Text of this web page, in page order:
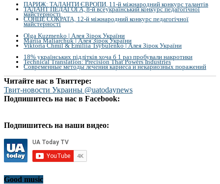
ПАРИЖ: ТАЛАНТИ ЄВРОПИ, 11-й міжнародний конкурс талантів
ТАЛАНТ ПЕДАГОГА, 8-й всеукраїнський конкурс педагогічної
майстерності
СОНЦЕ СОКРАТА, 12-й міжнародний конкурс педагогічної
майстерності
Olga Kuzmenko | Алея Зірок України
Mariia Maliarchuk | Алея Зірок України
Viktoria Chmil & Emiliia Tsybulenko | Алея Зірок України
18% українських підлітків хоча б 1 раз пробували накротики
Technical Translation: Precision That Powers Industries
Современные методы лечения кариеса и некариозных поражений
Читайте нас в Твиттере:
Твит-новости Украины @uatodaynews
Подпишитесь на нас в Facebook:
Подпишитесь на наши видео:
Good music